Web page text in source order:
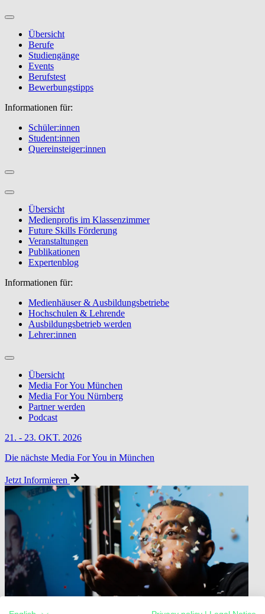
Übersicht
Berufe
Studiengänge
Events
Berufstest
Bewerbungstipps
Informationen für:
Schüler:innen
Student:innen
Quereinsteiger:innen
Übersicht
Medienprofis im Klassenzimmer
Future Skills Förderung
Veranstaltungen
Publikationen
Expertenblog
Informationen für:
Medienhäuser & Ausbildungsbetriebe
Hochschulen & Lehrende
Ausbildungsbetrieb werden
Lehrer:innen
Übersicht
Media For You München
Media For You Nürnberg
Partner werden
Podcast
21. - 23. OKT. 2026
Die nächste Media For You in München
Jetzt Informieren